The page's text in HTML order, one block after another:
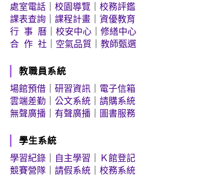
處室電話
校園導覽
校務評鑑
課表查詢
課程計畫
資優教育
行 事 曆
校安中心
修繕中心
合 作 社
空氣品質 教師甄選
教職員系統
場館預借
研習資訊
電子信箱
雲端差勤
公文系統
請購系統
無聲廣播
有聲廣播 圖書服務
學生系統
學習紀錄
自主學習
Ｋ館登記
競賽營隊
請假系統 校務系統